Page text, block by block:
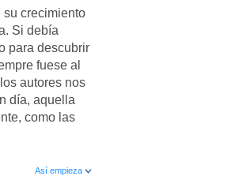
su crecimiento
Si debía
para descubrir
fuese al
autores nos
día, aquella
como las
Así empieza